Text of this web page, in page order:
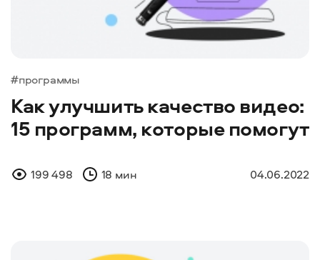
#программы
Как улучшить качество видео:
15 программ, которые помогут
199 498 18 мин 04.06.2022